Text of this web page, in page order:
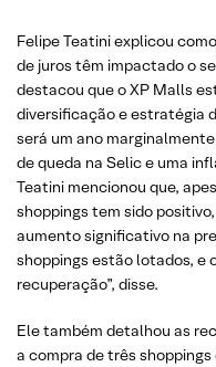
Felipe Teatini explicou
de juros têm impactado o
destacou que o XP Malls
diversificação e estratégia
será um ano
de queda na Selic e uma
Teatini mencionou que,
shoppings tem sido
aumento significativo na
shoppings estão lotados, e
recuperação”, disse.
Ele também detalhou as
a compra de três